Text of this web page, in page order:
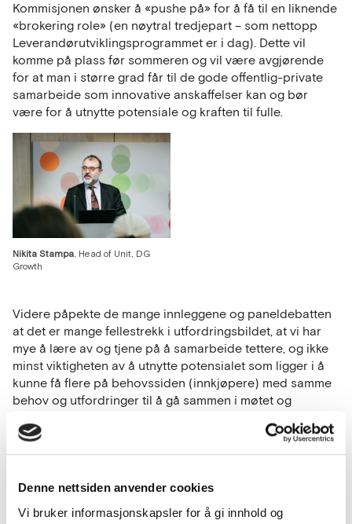
Denne nettsiden anvender cookies
Vi bruker informasjonskapsler for å gi innhold og
Kommisjonen ønsker å «pushe på» for å få til en liknende
«brokering role» (en nøytral tredjepart – som nettopp
Leverandørutviklingsprogrammet er i dag). Dette vil
komme på plass før sommeren og vil være avgjørende
for at man i større grad får til de gode offentlig-private
samarbeide som innovative anskaffelser kan og bør
være for å utnytte potensiale og kraften til fulle.
Nikita Stampa, Head of Unit, DG
Growth
Videre påpekte de mange innleggene og paneldebatten
at det er mange fellestrekk i utfordringsbildet, at vi har
mye å lære av og tjene på å samarbeide tettere, og ikke
minst viktigheten av å utnytte potensialet som ligger i å
kunne få flere på behovssiden (innkjøpere) med samme
behov og utfordringer til å gå sammen i møtet og